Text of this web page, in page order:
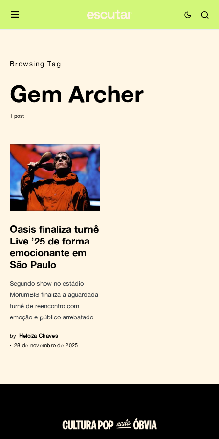
Browsing Tag
Gem Archer
1 post
Oasis finaliza turnê
Live ’25 de forma
emocionante em
São Paulo
Segundo show no estádio
MorumBIS finaliza a aguardada
turnê de reencontro com
emoção e público arrebatado
by Heloiza Chaves
28 de novembro de 2025